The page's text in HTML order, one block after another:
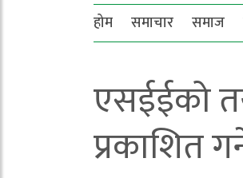
होम समाचार समाज
एसईईको
प्रकाशित